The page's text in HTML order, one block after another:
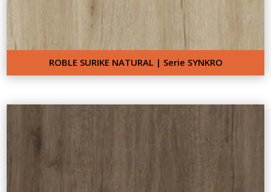
ROBLE SURIKE NATURAL | Serie SYNKRO